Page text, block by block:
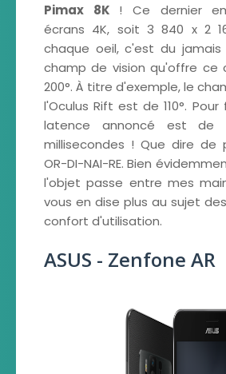
Pimax 8K ! Ce dernier
écrans 4K, soit 3 840 x 2
chaque oeil, c'est du jamais
champ de vision qu'offre ce
200°. À titre d'exemple, le
l'Oculus Rift est de 110°.
latence annoncé est de
millisecondes ! Que dire de
OR-DI-NAI-RE. Bien
l'objet passe entre mes
vous en dise plus au sujet
confort d'utilisation.
ASUS - Zenfone AR